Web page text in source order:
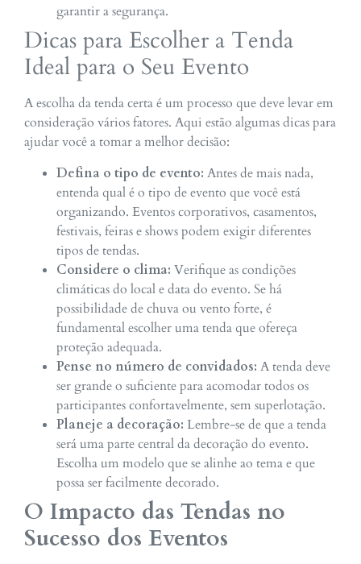
garantir a segurança.
Dicas para Escolher a Tenda
Ideal para o Seu Evento
A escolha da tenda certa é um processo que deve levar em
consideração vários fatores. Aqui estão algumas dicas para
ajudar você a tomar a melhor decisão:
Defina o tipo de evento: Antes de mais nada,
entenda qual é o tipo de evento que você está
organizando. Eventos corporativos, casamentos,
festivais, feiras e shows podem exigir diferentes
tipos de tendas.
Considere o clima: Verifique as condições
climáticas do local e data do evento. Se há
possibilidade de chuva ou vento forte, é
fundamental escolher uma tenda que ofereça
proteção adequada.
Pense no número de convidados: A tenda deve
ser grande o suficiente para acomodar todos os
participantes confortavelmente, sem superlotação.
Planeje a decoração: Lembre-se de que a tenda
será uma parte central da decoração do evento.
Escolha um modelo que se alinhe ao tema e que
possa ser facilmente decorado.
O Impacto das Tendas no
Sucesso dos Eventos